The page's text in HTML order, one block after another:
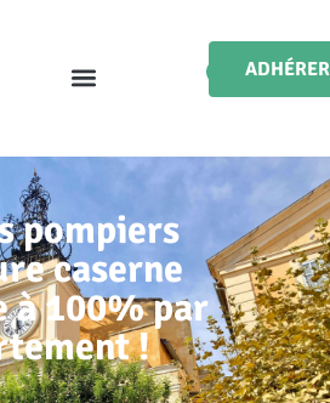
ADHÉRER
pompiers
caserne
à 100% par
!